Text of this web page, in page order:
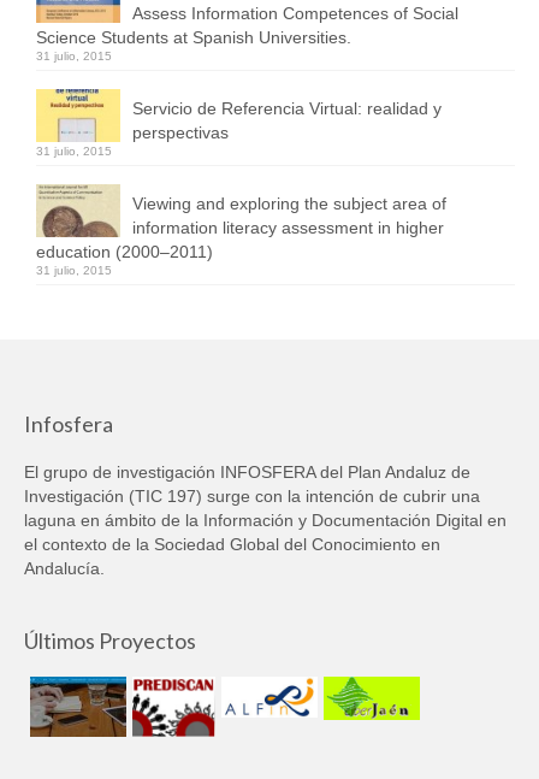
Assess Information Competences of Social
Science Students at Spanish Universities.
31 julio, 2015
Servicio de Referencia Virtual: realidad y
perspectivas
31 julio, 2015
Viewing and exploring the subject area of
information literacy assessment in higher
education (2000–2011)
31 julio, 2015
Infosfera
El grupo de investigación INFOSFERA del Plan Andaluz de
Investigación (TIC 197) surge con la intención de cubrir una
laguna en ámbito de la Información y Documentación Digital en
el contexto de la Sociedad Global del Conocimiento en
Andalucía.
Últimos Proyectos